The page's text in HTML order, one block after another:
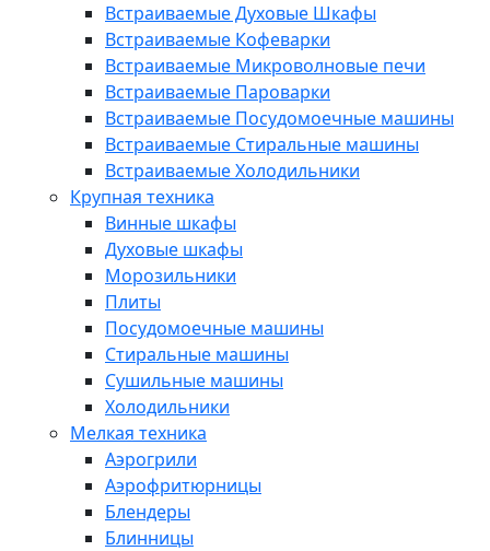
Встраиваемые Духовые Шкафы
Встраиваемые Кофеварки
Встраиваемые Микроволновые печи
Встраиваемые Пароварки
Встраиваемые Посудомоечные машины
Встраиваемые Стиральные машины
Встраиваемые Холодильники
Крупная техника
Винные шкафы
Духовые шкафы
Морозильники
Плиты
Посудомоечные машины
Стиральные машины
Сушильные машины
Холодильники
Мелкая техника
Аэрогрили
Аэрофритюрницы
Блендеры
Блинницы